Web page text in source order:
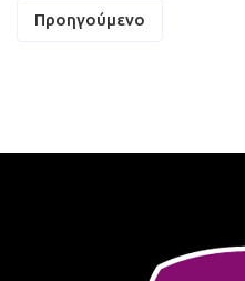
Πλοήγηση
Προηγούμενο